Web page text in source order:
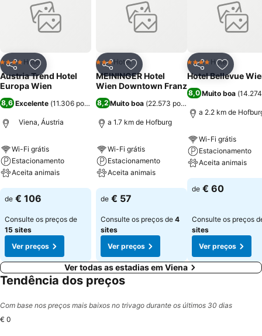
PartilharAdicionar aos favoritos
4 EstrelasHotel
Austria Trend Hotel
Europa Wien
8,6 Excelente (11.306 pontuações)
Viena, Áustria
Wi-Fi grátis
Estacionamento
Aceita animais
Ver preços
de € 106
Consulte os preços de
15 sites
Ver preços
PartilharAdicionar aos favoritos
3 Estrelas
Hotel
MEININGER Hotel
Wien Downtown Franz
8,2 Muito boa (22.573 pontuações
a 1.7 km de Hofburg
Wi-Fi grátis
Estacionamento
Aceita animais
Ver preços
de € 57
Consulte os preços de 4
sites
Ver preços
Partilhar
4 EstrelasHotel
Hotel Bellevue
8,0 Muito boa (
a 2.2 km de
Wi-Fi grátis
Estacionamento
Aceita animais
Ver preços
de € 60
Consulte os preços
sites
Ver preços
Ver todas as estadias em Viena
Tendência dos preços
Com base nos preços mais baixos no trivago durante os últimos 30 dias
€ 0